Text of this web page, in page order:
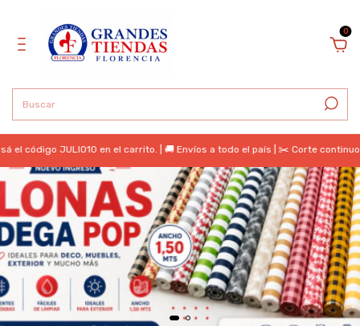
0
JULIO10 en el carrito. | 🚚 Envíos a todo el país | ✂️ Corte continuo | 📍